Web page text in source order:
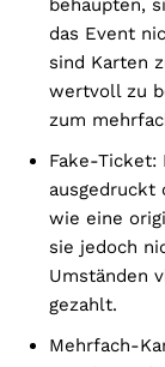
behaupten,
das Event
sind Karten
wertvoll zu
zum
Fake-
ausgedruckt
wie eine
sie jedoch
Umständen
gezahlt.
Mehrfach-